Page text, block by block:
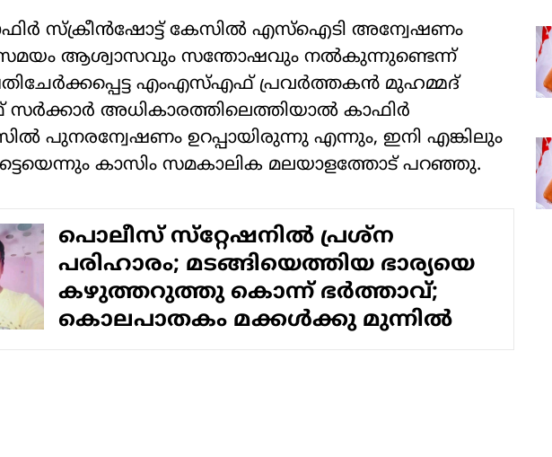
സ്‌ക്രീൻഷോട്ട് കേസിൽ എസ്‌ഐടി അന്വേഷണം
സമയം ആശ്വാസവും സന്തോഷവും നൽകുന്നുണ്ടെന്ന്
എംഎസ്എഫ് പ്രവർത്തകൻ മുഹമ്മദ്
അധികാരത്തിലെത്തിയാൽ കാഫിർ
പുനരന്വേഷണം ഉറപ്പായിരുന്നു എന്നും, ഇനി എങ്കിലും
കാസിം സമകാലിക മലയാളത്തോട് പറഞ്ഞു.
പൊലീസ് സ്‌റ്റേഷനില്‍ പ്രശ്‌ന
പരിഹാരം; മടങ്ങിയെത്തിയ ഭാര്യയെ
കഴുത്തറുത്തു കൊന്ന് ഭര്‍ത്താവ്;
കൊലപാതകം മക്കള്‍ക്കു മുന്നില്‍